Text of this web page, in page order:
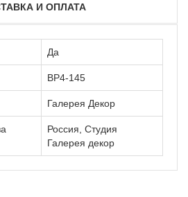
И ОПЛАТА
Да
ВР4-145
Галерея Декор
Россия, Студия
Галерея декор